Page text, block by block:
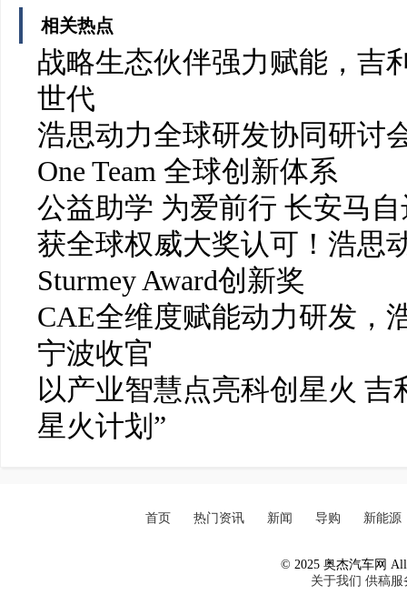
相关热点
战略生态伙伴强力赋能，吉
世代
浩思动力全球研发协同研讨
One Team 全球创新体系
公益助学 为爱前行 长安马
获全球权威大奖认可！浩思
Sturmey Award创新奖
CAE全维度赋能动力研发，
宁波收官
以产业智慧点亮科创星火
星火计划”
首页 热门资讯 新闻 导购 新能源
© 2025 奥杰汽车网 All
关于我们 供稿服